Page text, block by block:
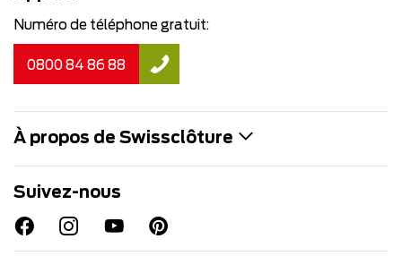
Numéro de téléphone gratuit:
0800 84 86 88
À propos de Swissclôture
Suivez-nous